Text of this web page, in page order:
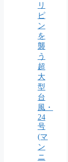
リ
ピ
ン
を
襲
う
超
大
型
台
風・
24
号
(マ
ン
ニ